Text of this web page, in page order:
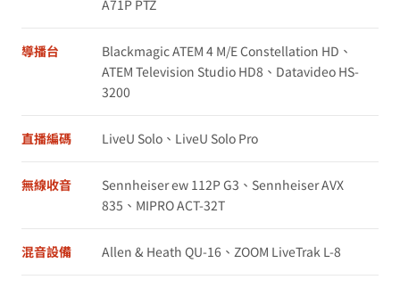
A71P PTZ
導播台
Blackmagic ATEM 4 M/E Constellation HD、
ATEM Television Studio HD8、Datavideo HS-
3200
直播編碼 LiveU Solo、LiveU Solo Pro
無線收音
Sennheiser ew 112P G3、Sennheiser AVX
835、MIPRO ACT-32T
混音設備 Allen & Heath QU-16、ZOOM LiveTrak L-8